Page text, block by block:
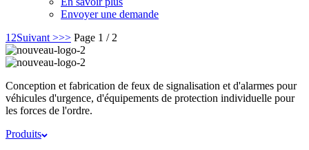
Envoyer une demande
1 2Suivant >>> Page 1 / 2
Conception et fabrication de feux de signalisation et d'alarmes pour
véhicules d'urgence, d'équipements de protection individuelle pour
les forces de l'ordre.
Produits